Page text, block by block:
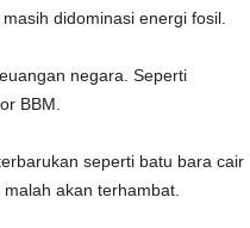
didominasi energi fosil.
negara. Seperti
BBM.
seperti batu bara cair
akan terhambat.